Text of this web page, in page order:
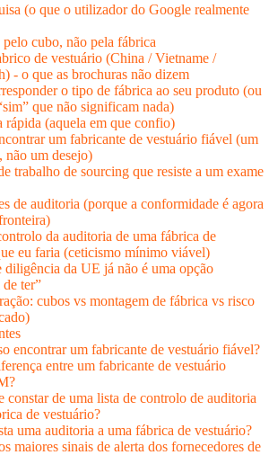
(o que o utilizador do Google realmente
pelo cubo, não pela fábrica
de vestuário (China / Vietname /
- o que as brochuras não dizem
o tipo de fábrica ao seu produto (ou
que não significam nada)
rápida (aquela em que confio)
um fabricante de vestuário fiável (um
não um desejo)
trabalho de sourcing que resiste a um exame
de auditoria (porque a conformidade é agora
da auditoria de uma fábrica de
eu faria (ceticismo mínimo viável)
diligência da UE já não é uma opção
ter”
cubos vs montagem de fábrica vs risco
encontrar um fabricante de vestuário fiável?
entre um fabricante de vestuário
constar de uma lista de controlo de auditoria
de vestuário?
uma auditoria a uma fábrica de vestuário?
maiores sinais de alerta dos fornecedores de